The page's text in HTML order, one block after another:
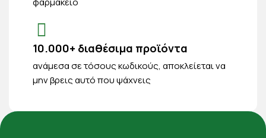
10.000+ διαθέσιμα προϊόντα
ανάμεσα σε τόσους κωδικούς, αποκλείεται να
μην βρεις αυτό που ψάχνεις